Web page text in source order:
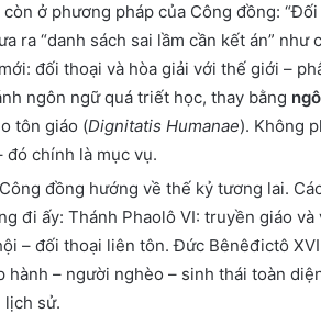
còn ở phương pháp của Công đồng:
ra “danh sách sai lầm cần kết án”
đối thoại và hòa giải với thế giới –
ngôn ngữ quá triết học, thay bằng
tôn giáo (Dignitatis Humanae). Không
đó chính là mục vụ.
đồng hướng về thế kỷ tương lai.
đi ấy: Thánh Phaolô VI: truyền giáo
– đối thoại liên tôn. Đức Bênêđictô
hành – người nghèo – sinh thái toàn
lịch sử.